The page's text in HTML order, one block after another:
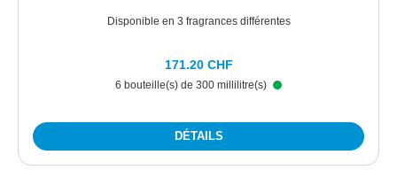
Disponible en 3 fragrances différentes
6 bouteille(s) de 300 millilitre(s)
171.20 CHF
DÉTAILS